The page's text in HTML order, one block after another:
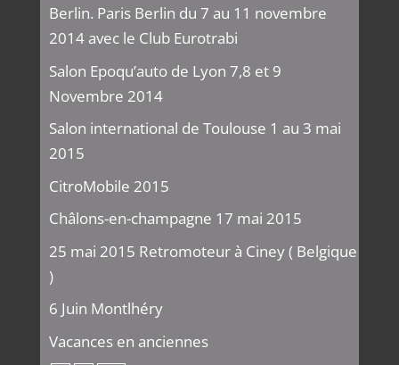
Berlin. Paris Berlin du 7 au 11 novembre
2014 avec le Club Eurotrabi
Salon Epoqu’auto de Lyon 7,8 et 9
Novembre 2014
Salon international de Toulouse 1 au 3 mai
2015
CitroMobile 2015
Châlons-en-champagne 17 mai 2015
25 mai 2015 Retromoteur à Ciney ( Belgique
)
6 Juin Montlhéry
Vacances en anciennes